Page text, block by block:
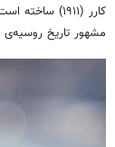
کارر (۱۹۱۱)
مشهور تاریخ